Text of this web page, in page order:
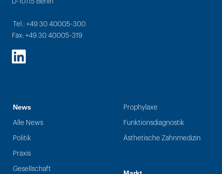
Tel.: +49 30 40005-300
Fax: +49 30 40005-319
LinkedIn
News
Alle News
Politik
Praxis
Gesellschaft
Prophylaxe
Funktionsdiagnostik
Ästhetische Zahnmedizin